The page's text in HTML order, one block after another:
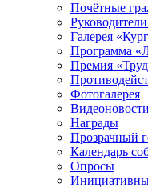
Почётные
Галерея
Программа
Премия
Фотогалерея
Видеоновости
Награды
Прозрачный
Календарь
Опросы